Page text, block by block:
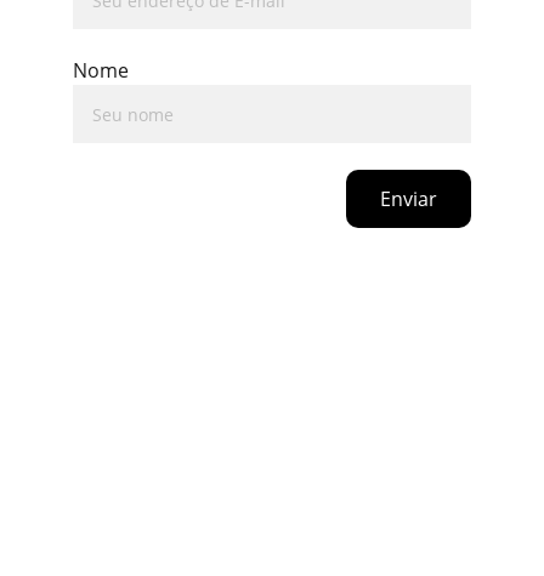
Nome
Enviar